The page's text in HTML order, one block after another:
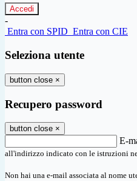
-
Entra con SPID Entra con CIE
Seleziona utente
button close ×
Recupero password
button close ×
E-
all'indirizzo indicato con le istruzioni
Non hai una e-mail associata al nome